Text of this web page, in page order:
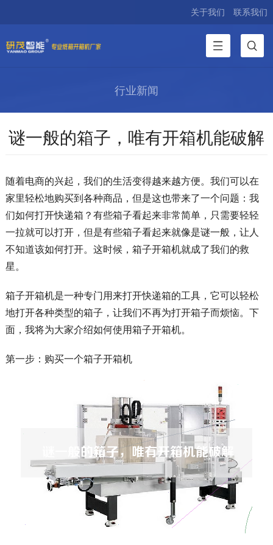
关于我们 联系我们
行业新闻
谜一般的箱子，唯有开箱机能破解
随着电商的兴起，我们的生活变得越来越方便。我们可以在
家里轻松地购买到各种商品，但是这也带来了一个问题：我
们如何打开快递箱？有些箱子看起来非常简单，只需要轻轻
一拉就可以打开，但是有些箱子看起来就像是谜一般，让人
不知道该如何打开。这时候，箱子开箱机就成了我们的救
星。
箱子开箱机是一种专门用来打开快递箱的工具，它可以轻松
地打开各种类型的箱子，让我们不再为打开箱子而烦恼。下
面，我将为大家介绍如何使用箱子开箱机。
第一步：购买一个箱子开箱机